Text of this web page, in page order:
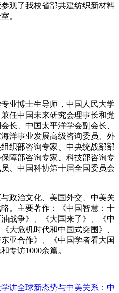
观了我校省部共建纺织新材料
。
业博士生导师，中国人民大学
任中国未来研究会理事长和党
长、中国太平洋学会副会长、
洋事业发展高级咨询委员、外
织部咨询专家、中央统战部部
障部咨询专家、科技部咨询专
、中国科协第十届全国委员会
政治文化、美国外交、中美关
。主要著作：《中国智慧：十
战争》、《大国来了》、《中
大危机时代和中国式突围》、
亚合作》、《中国学者看大国
专访1000余篇。
讲全球新态势与中美关系：中